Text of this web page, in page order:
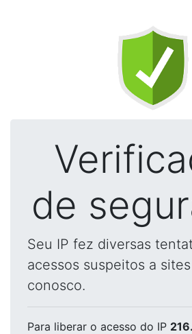
de
Seu IP fez diversas
acessos suspeitos a
conosco.
Para liberar o acesso do IP